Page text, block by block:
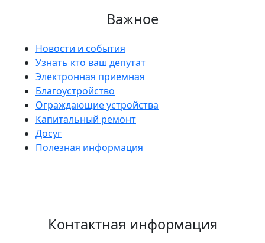
Важное
Новости и события
Узнать кто ваш депутат
Электронная приемная
Благоустройство
Ограждающие устройства
Капитальный ремонт
Досуг
Полезная информация
Контактная информация